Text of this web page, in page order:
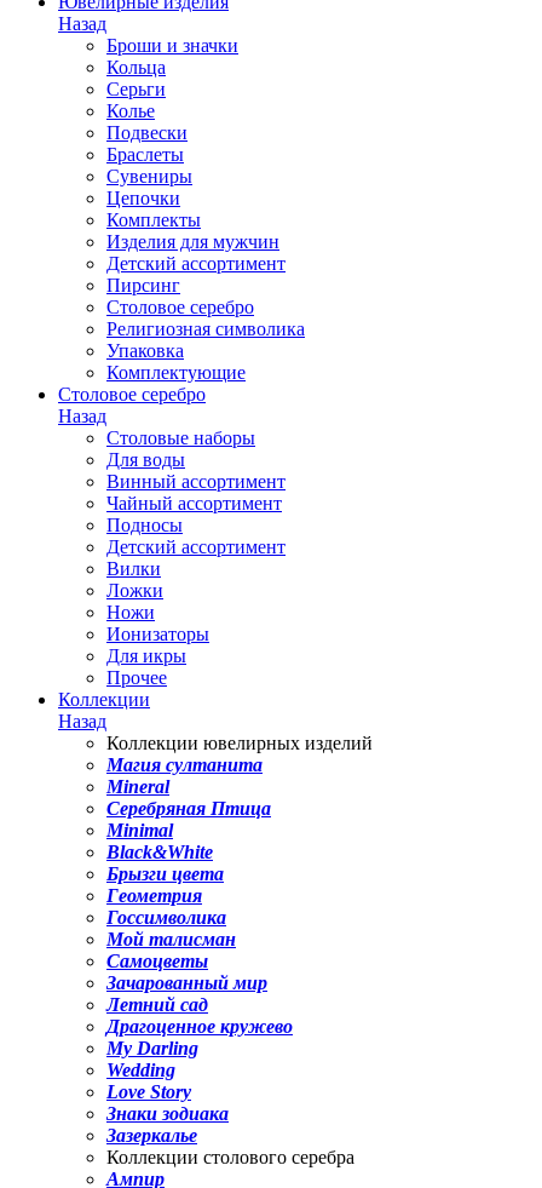
Назад
Броши и значки
Кольца
Серьги
Колье
Подвески
Браслеты
Сувениры
Цепочки
Комплекты
Изделия для мужчин
Детский ассортимент
Пирсинг
Столовое серебро
Религиозная символика
Упаковка
Комплектующие
Столовое серебро
Назад
Столовые наборы
Для воды
Винный ассортимент
Чайный ассортимент
Подносы
Детский ассортимент
Вилки
Ложки
Ножи
Ионизаторы
Для икры
Прочее
Коллекции
Назад
Коллекции ювелирных изделий
Магия султанита
Mineral
Серебряная Птица
Minimal
Black&White
Брызги цвета
Геометрия
Госсимволика
Мой талисман
Самоцветы
Зачарованный мир
Летний сад
Драгоценное кружево
My Darling
Wedding
Love Story
Знаки зодиака
Зазеркалье
Коллекции столового серебра
Ампир